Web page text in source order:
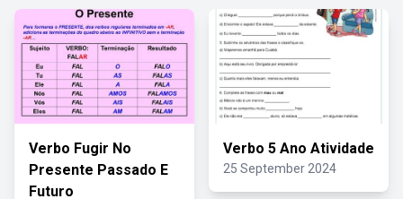
Verbo Fugir No
Presente Passado E
Futuro
Verbo 5 Ano Atividade
25 September 2024